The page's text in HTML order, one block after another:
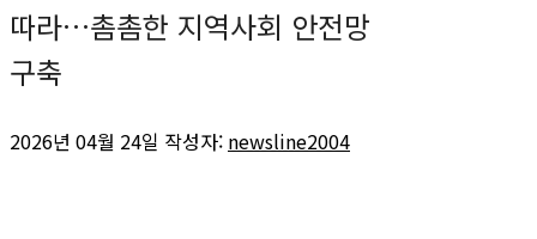
따라…촘촘한 지역사회 안전망
구축
2026년 04월 24일 작성자: newsline2004